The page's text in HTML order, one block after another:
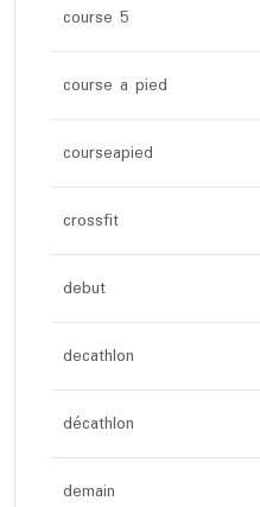
course 5
course a pied
courseapied
crossfit
debut
decathlon
décathlon
demain